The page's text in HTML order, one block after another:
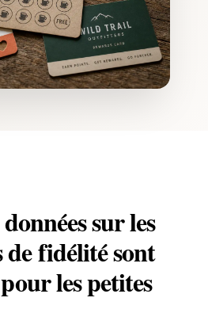
sur les
fidélité sont
les petites